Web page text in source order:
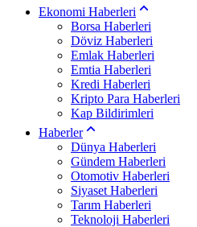
Ekonomi Haberleri
Borsa Haberleri
Döviz Haberleri
Emlak Haberleri
Emtia Haberleri
Kredi Haberleri
Kripto Para Haberleri
Kap Bildirimleri
Haberler
Dünya Haberleri
Gündem Haberleri
Otomotiv Haberleri
Siyaset Haberleri
Tarım Haberleri
Teknoloji Haberleri